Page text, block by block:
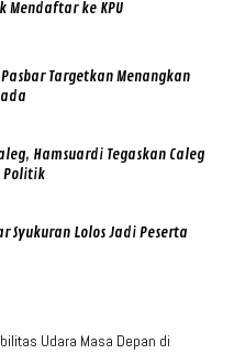
Mendaftar ke KPU
Targetkan Menangkan
Hamsuardi Tegaskan Caleg
Politik
Syukuran Lolos Jadi Peserta
Udara Masa Depan di